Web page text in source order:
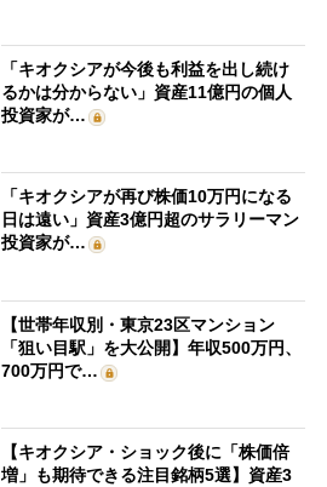
「キオクシアが今後も利益を出し続け
るかは分からない」資産11億円の個人
投資家が…
「キオクシアが再び株価10万円になる
日は遠い」資産3億円超のサラリーマン
投資家が…
【世帯年収別・東京23区マンション
「狙い目駅」を大公開】年収500万円、
700万円で…
【キオクシア・ショック後に「株価倍
増」も期待できる注目銘柄5選】資産3